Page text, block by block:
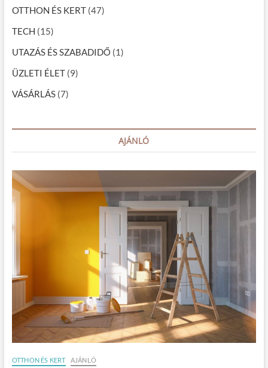
A
B
S
k
o
k
v
OTTHON ÉS KERT(47)
TECH (15)
UTAZÁS ÉS SZABADIDŐ (1)
ÜZLETI ÉLET(9)
VÁSÁRLÁS(7)
AJÁNLÓ
OTTHON ÉS KERT AJÁNLÓ